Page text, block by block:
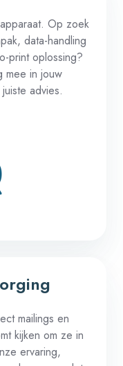
. Op zoek
, data-handling
printoplossing?
mee in jouw
juiste advies.
mailings en
kijken om ze in
ervaring,